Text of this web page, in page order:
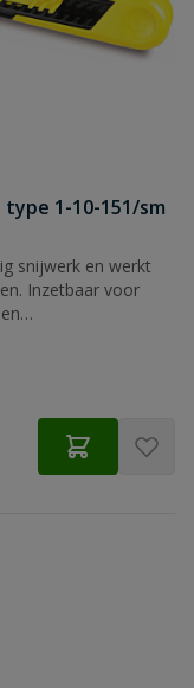
1-10-151/sm
snijwerk en werkt
Inzetbaar voor